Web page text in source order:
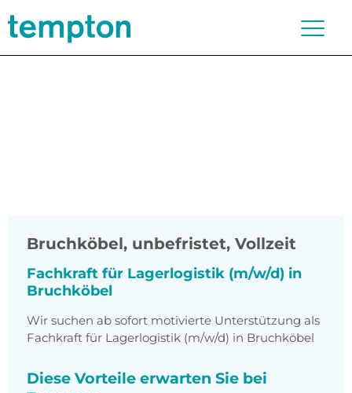
Bruchköbel, unbefristet, Vollzeit
Fachkraft für Lagerlogistik (m/w/d) in
Bruchköbel
Wir suchen ab sofort motivierte Unterstützung als
Fachkraft für Lagerlogistik (m/w/d) in Bruchköbel
Diese Vorteile erwarten Sie bei